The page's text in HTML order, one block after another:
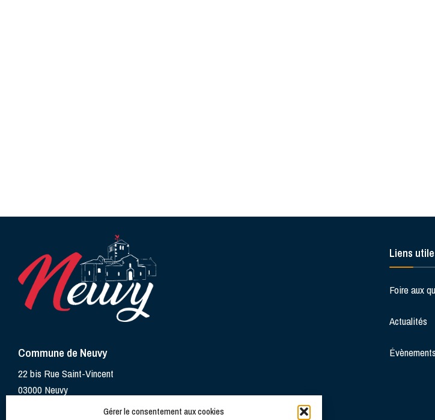
Gérer le consentement aux cookies
Commune de Neuvy
22 bis Rue Saint-Vincent
03000 Neuvy
Liens
Foire aux
Actualités